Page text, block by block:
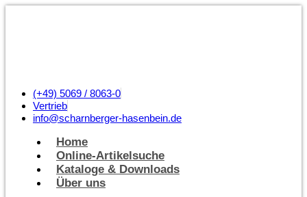
(+49) 5069 / 8063-0
Vertrieb
info@scharnberger-hasenbein.de
Home
Online-Artikelsuche
Kataloge & Downloads
Über uns